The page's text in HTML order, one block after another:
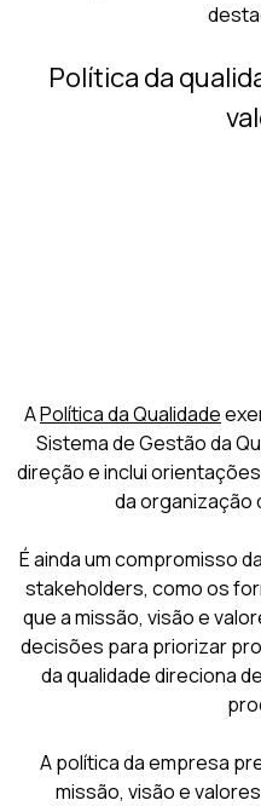
Política da
APolítica da Qualidade
Sistema de Gestão da
direção e inclui
da organização
É ainda um compromisso
stakeholders, como os
que a missão, visão e
decisões para priorizar
da qualidade direciona
A política da empresa
missão, visão e